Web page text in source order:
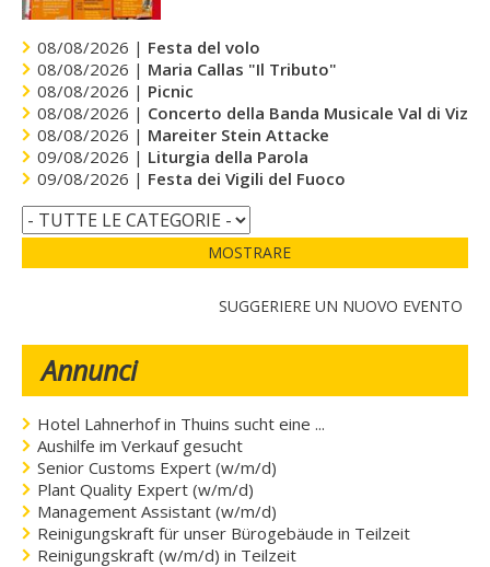
08/08/2026 | Festa del volo
08/08/2026 | Maria Callas "Il Tributo"
08/08/2026 | Picnic
08/08/2026 | Concerto della Banda Musicale Val di Vizze
08/08/2026 | Mareiter Stein Attacke
09/08/2026 | Liturgia della Parola
09/08/2026 | Festa dei Vigili del Fuoco
MOSTRARE
SUGGERIERE UN NUOVO EVENTO
Annunci
Hotel Lahnerhof in Thuins sucht eine ...
Aushilfe im Verkauf gesucht
Senior Customs Expert (w/m/d)
Plant Quality Expert (w/m/d)
Management Assistant (w/m/d)
Reinigungskraft für unser Bürogebäude in Teilzeit
Reinigungskraft (w/m/d) in Teilzeit